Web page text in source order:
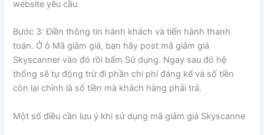
website yêu cầu.
Bước 3: Điền thông tin hành khách và tiến hành thanh
toán. Ở ô Mã giảm giá, bạn hãy post mã giảm giá
Skyscanner vào đó rồi bấm Sử dụng. Ngay sau đó hệ
thống sẽ tự động trừ đi phần chi phí đáng kể và số tiền
còn lại chính là số tiền mà khách hàng phải trả.
Một số điều cần lưu ý khi sử dụng mã giảm giá Skyscanne